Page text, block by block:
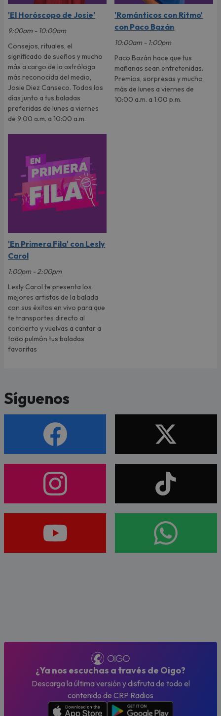
'El Horóscopo de Josie'
9:00am - 10:00am
Consejos, rituales, el
significado de sueños y mucho
más a cargo de la astróloga
más reconocida del medio,
Josie Diez Canseco. Todos los
días junto a tus baladas
preferidas de lunes a viernes
de 9:00 a.m. a 10:00 a.m.
'Románticos con Ritmo'
con Paco Bazán
10:00am - 1:00pm
Paco Bazán hace que tus
mañanas sean entretenidas.
Premios, sorpresas y mucho
más de lunes a viernes de
10:00 a.m. a 1:00 p.m.
'En Primera Fila' con Lesly
Carol
1:00pm - 2:00pm
Lesly Carol te presenta los
mejores artistas de la balada
con sus éxitos en vivo para que
te transportes directo al
concierto y vuelvas a cantar a
todo pulmón tus baladas
favoritas
Síguenos
¿Ya nos escuchas a través de Oigo?
Descarga la última versión y disfruta de todo el
contenido de CRP Radios